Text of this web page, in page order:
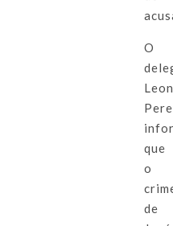
O
que
o
de